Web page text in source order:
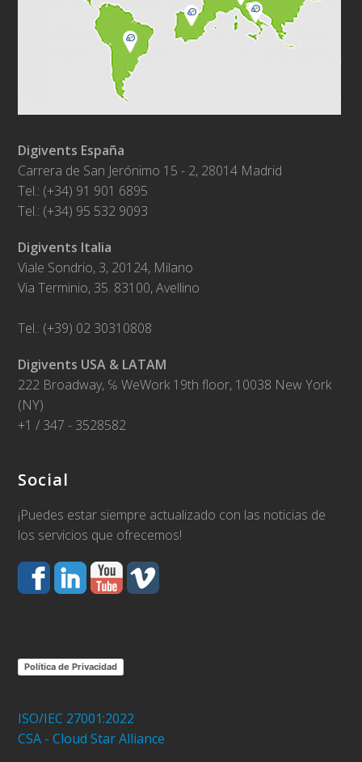
Digivents España
Carrera de San Jerónimo 15 - 2, 28014 Madrid
Tel.: (+34) 91 901 6895
Tel.: (+34) 95 532 9093
Digivents Italia
Viale Sondrio, 3, 20124, Milano
Via Terminio, 35. 83100, Avellino
Tel.: (+39) 02 30310808
Digivents USA & LATAM
222 Broadway, ℅ WeWork 19th floor, 10038 New York
(NY)
+1 / 347 - 3528582
Social
¡Puedes estar siempre actualizado con las noticias de
los servicios que ofrecemos!
Política de Privacidad
ISO/IEC 27001:2022
CSA - Cloud Star Alliance